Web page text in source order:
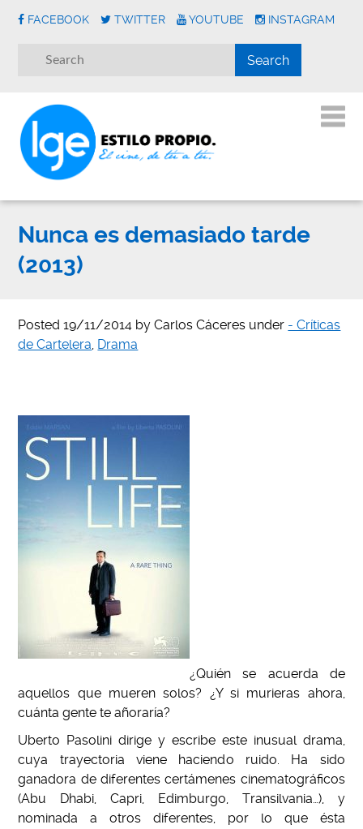
FACEBOOK TWITTER YOUTUBE INSTAGRAM
Nunca es demasiado tarde
(2013)
Posted19/11/2014 byCarlos Cáceres under - Críticas
de Cartelera, Drama
¿Quién se acuerda de
aquellos que mueren solos? ¿Y si murieras ahora,
cuánta gente te añoraría?
Uberto Pasolini dirige y escribe este inusual drama,
cuya trayectoria viene haciendo ruido. Ha sido
ganadora de diferentes certámenes cinematográficos
(Abu Dhabi, Capri, Edimburgo, Transilvania…), y
nominada a otros diferentes, por lo que ésta